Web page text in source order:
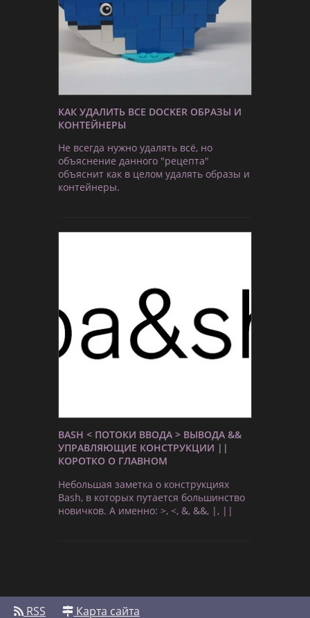
КАК УДАЛИТЬ ВСЕ DOCKER ОБРАЗЫ И
КОНТЕЙНЕРЫ
Не всегда нужно удалять всё, но
объяснение данного "рецепта"
объяснит как в целом удалять образы и
контейнеры.
BASH < ПОТОКИ ВВОДА > ВЫВОДА &&
УПРАВЛЯЮЩИЕ КОНСТРУКЦИИ ||
КОРОТКО О ГЛАВНОМ
Небольшая заметка о конструкциях
Bash, в которых путается большинство
новичков. А именно: >, <, &, &&, |, ||
RSS
Карта сайта